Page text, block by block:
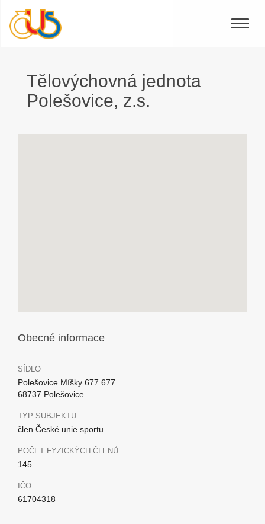
Toggle
Tělovýchovná jednota
Polešovice, z.s.
Obecné informace
SÍDLO
Polešovice Míšky 677 677
68737 Polešovice
TYP SUBJEKTU
člen České unie sportu
POČET FYZICKÝCH ČLENŮ
145
IČO
61704318